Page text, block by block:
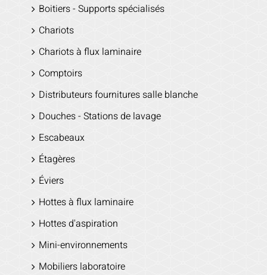
Boitiers - Supports spécialisés
Chariots
Chariots à flux laminaire
Comptoirs
Distributeurs fournitures salle blanche
Douches - Stations de lavage
Escabeaux
Étagères
Éviers
Hottes à flux laminaire
Hottes d'aspiration
Mini-environnements
Mobiliers laboratoire